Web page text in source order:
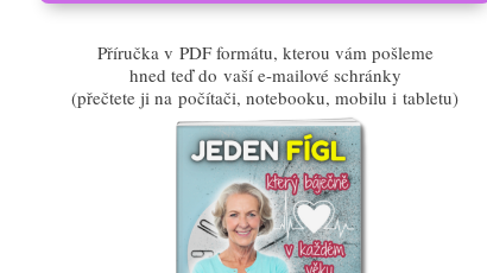
Příručka v PDF formátu, kterou vám pošleme
hned teď do vaší e-mailové schránky
(přečtete ji na počítači, notebooku, mobilu i tabletu)